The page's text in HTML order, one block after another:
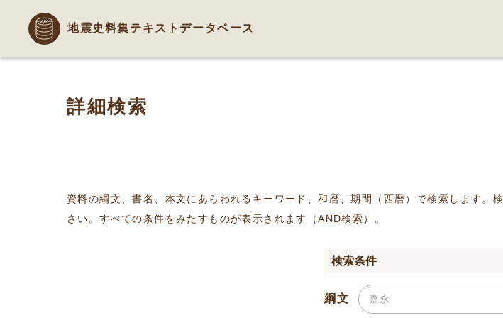
地震史料集テキストデータベース
詳細検索
資料の綱文、書名、本文にあらわれるキーワード、和暦、期間（西暦）で検索します
さい。すべての条件をみたすものが表示されます（AND検索）。
検索条件
綱文